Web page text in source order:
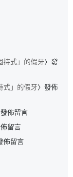
持式」的假牙〉發
式」的假牙〉發佈
佈留言
留言
佈留言